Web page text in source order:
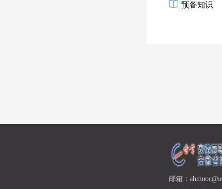
预备知识
邮箱：